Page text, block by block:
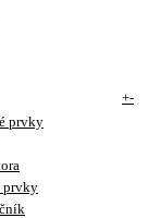
+-
prvky
prvky